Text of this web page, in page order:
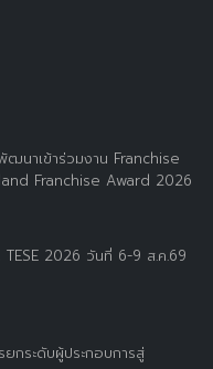
นาเข้าร่วมงาน Franchise
Franchise Award 2026
2026 วันที่ 6-9 ส.ค.69
ยกระดับผู้ประกอบการสู่